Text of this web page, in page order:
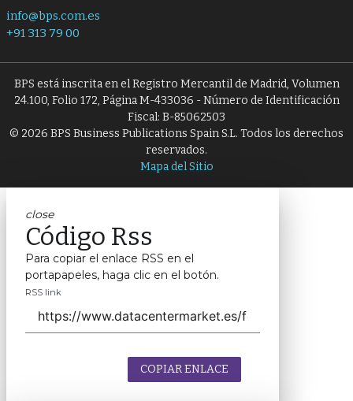
info@bps.com.es
+91 313 79 00
BPS está inscrita en el Registro Mercantil de Madrid, Volumen
24.100, Folio 172, Página M-433036 - Número de Identificación
Fiscal: B-85062503
© 2026 BPS Business Publications Spain S.L. Todos los derechos
reservados.
Mapa del Sitio
close
Código Rss
Para copiar el enlace RSS en el
portapapeles, haga clic en el botón.
RSS link
COPIAR ENLACE